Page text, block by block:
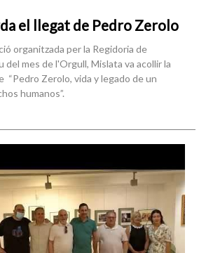
el llegat de Pedro Zerolo
organitzada per la Regidoria de
mes de l'Orgull, Mislata va acollir la
“Pedro Zerolo, vida y legado de un
humanos”.